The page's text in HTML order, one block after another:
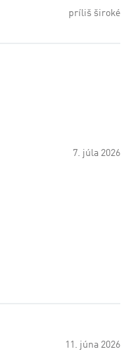
príliš široké
7. júla 2026
11. júna 2026